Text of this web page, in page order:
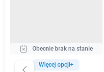
Obecnie brak na stanie
Więcej opcji+